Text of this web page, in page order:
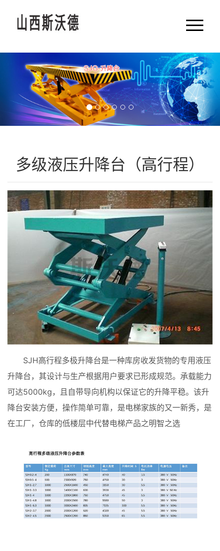
网站首页
公司简介
产品展示
产品知识
供选附件
联系我们
多级液压升降台（高行程）
SJH高行程多极升降台是一种库房收发货物的专用液压
升降台，其设计与生产根据用户要求已形成规范。承载能力
可达5000kg，且自带导向机构以保证它的升降平稳。该升
降台安装方便，操作简单可靠，是电梯家族的又一新秀，是
在工厂，仓库的低楼层中代替电梯产品之明智之选